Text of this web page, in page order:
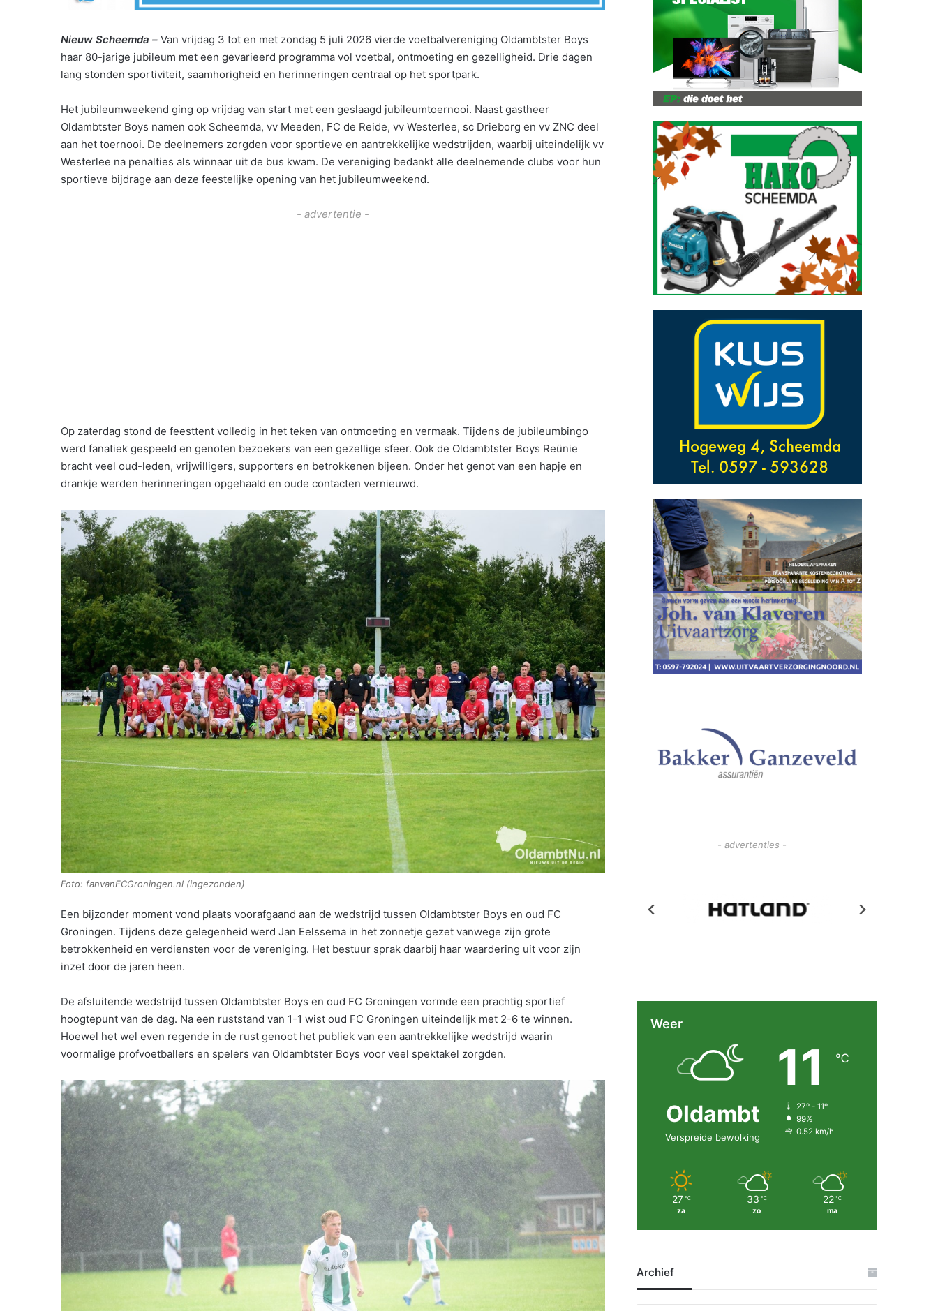
Nieuw Scheemda – Van vrijdag 3 tot en met zondag 5 juli 2026 vierde voetbalvereniging Oldambtster Boys
haar 80-jarige jubileum met een gevarieerd programma vol voetbal, ontmoeting en gezelligheid. Drie dagen
lang stonden sportiviteit, saamhorigheid en herinneringen centraal op het sportpark.
Het jubileumweekend ging op vrijdag van start met een geslaagd jubileumtoernooi. Naast gastheer
Oldambtster Boys namen ook Scheemda, vv Meeden, FC de Reide, vv Westerlee, sc Drieborg en vv ZNC deel
aan het toernooi. De deelnemers zorgden voor sportieve en aantrekkelijke wedstrijden, waarbij uiteindelijk vv
Westerlee na penalties als winnaar uit de bus kwam. De vereniging bedankt alle deelnemende clubs voor hun
sportieve bijdrage aan deze feestelijke opening van het jubileumweekend.
- advertentie -
Op zaterdag stond de feesttent volledig in het teken van ontmoeting en vermaak. Tijdens de jubileumbingo
werd fanatiek gespeeld en genoten bezoekers van een gezellige sfeer. Ook de Oldambtster Boys Reünie
bracht veel oud-leden, vrijwilligers, supporters en betrokkenen bijeen. Onder het genot van een hapje en
drankje werden herinneringen opgehaald en oude contacten vernieuwd.
Foto: fanvanFCGroningen.nl (ingezonden)
Een bijzonder moment vond plaats voorafgaand aan de wedstrijd tussen Oldambtster Boys en oud FC
Groningen. Tijdens deze gelegenheid werd Jan Eelssema in het zonnetje gezet vanwege zijn grote
betrokkenheid en verdiensten voor de vereniging. Het bestuur sprak daarbij haar waardering uit voor zijn
inzet door de jaren heen.
De afsluitende wedstrijd tussen Oldambtster Boys en oud FC Groningen vormde een prachtig sportief
hoogtepunt van de dag. Na een ruststand van 1-1 wist oud FC Groningen uiteindelijk met 2-6 te winnen.
Hoewel het wel even regende in de rust genoot het publiek van een aantrekkelijke wedstrijd waarin
voormalige profvoetballers en spelers van Oldambtster Boys voor veel spektakel zorgden.
- advertenties -
Weer
Oldambt
Verspreide bewolking
11 ℃
27º - 11º
99%
0.52 km/h
27 ℃
za
33 ℃
zo
22 ℃
ma
Archief